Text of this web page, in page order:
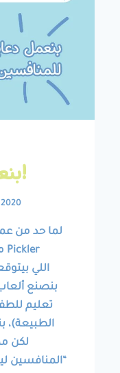
بنعمل دعاية لمنافسينا!
2020
لما حد من
بنصنع
تعليم
الطبيعة)،
لكن
“المنافسين